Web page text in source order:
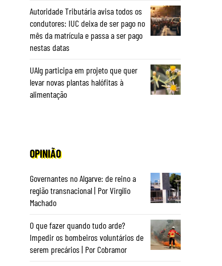
Autoridade Tributária avisa todos os
condutores: IUC deixa de ser pago no
mês da matrícula e passa a ser pago
nestas datas
UAlg participa em projeto que quer
levar novas plantas halófitas à
alimentação
OPINIÃO
Governantes no Algarve: de reino a
região transnacional | Por Virgílio
Machado
O que fazer quando tudo arde?
Impedir os bombeiros voluntários de
serem precários | Por Cobramor